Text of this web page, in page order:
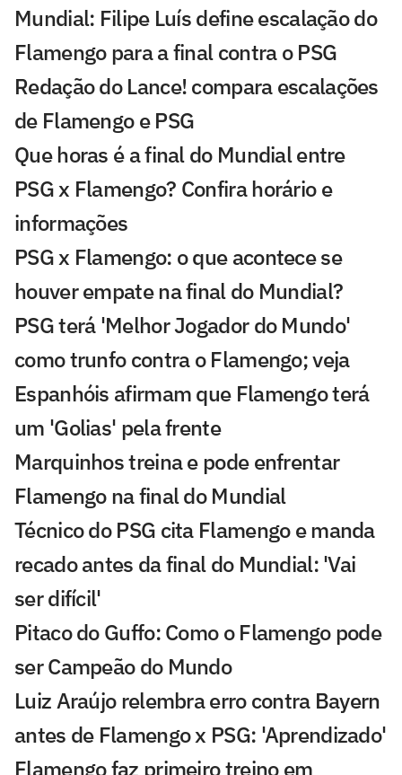
Mundial: Filipe Luís define escalação do
Flamengo para a final contra o PSG
Redação do Lance! compara escalações
de Flamengo e PSG
Que horas é a final do Mundial entre
PSG x Flamengo? Confira horário e
informações
PSG x Flamengo: o que acontece se
houver empate na final do Mundial?
PSG terá 'Melhor Jogador do Mundo'
como trunfo contra o Flamengo; veja
Espanhóis afirmam que Flamengo terá
um 'Golias' pela frente
Marquinhos treina e pode enfrentar
Flamengo na final do Mundial
Técnico do PSG cita Flamengo e manda
recado antes da final do Mundial: 'Vai
ser difícil'
Pitaco do Guffo: Como o Flamengo pode
ser Campeão do Mundo
Luiz Araújo relembra erro contra Bayern
antes de Flamengo x PSG: 'Aprendizado'
Flamengo faz primeiro treino em